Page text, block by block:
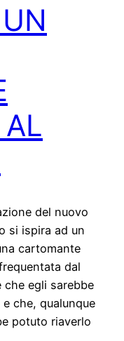
del nuovo
si ispira ad un
cartomante
dal
egli sarebbe
che, qualunque
potuto riaverlo